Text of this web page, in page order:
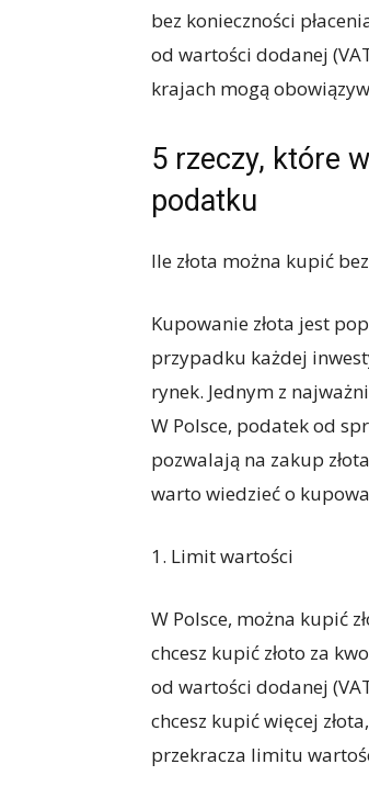
bez konieczności
od wartości dodanej
krajach mogą
5 rzeczy, które
podatku
Ile złota można kupić
Kupowanie złota jest
przypadku każdej
rynek. Jednym z
W Polsce, podatek od
pozwalają na zakup
warto wiedzieć o
1. Limit wartości
W Polsce, można kupić
chcesz kupić złoto za
od wartości dodanej
chcesz kupić więcej
przekracza limitu